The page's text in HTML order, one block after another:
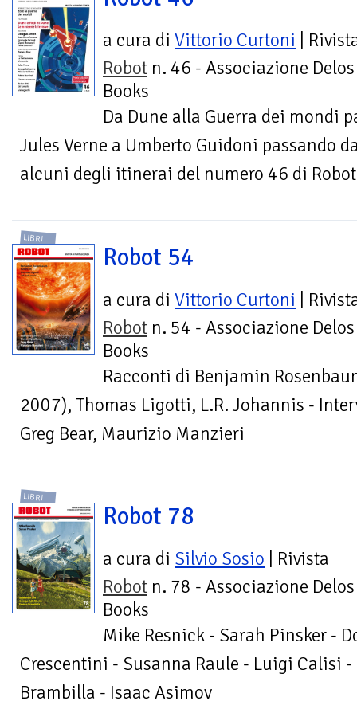
a cura di Vittorio Curtoni |
Robot n. 46 - Associazione Delos
Books
Da Dune alla Guerra dei mondi
Jules Verne a Umberto Guidoni passando
alcuni degli itinerai del numero 46 di Robot
LIBRI
Robot 54
a cura di Vittorio Curtoni |
Robot n. 54 - Associazione Delos
Books
Racconti di Benjamin
2007), Thomas Ligotti, L.R. Johannis -
Greg Bear, Maurizio Manzieri
LIBRI
Robot 78
a cura di Silvio Sosio | Rivista
Robot n. 78 - Associazione Delos
Books
Mike Resnick - Sarah Pinsker -
Crescentini - Susanna Raule - Luigi Calisi -
Brambilla - Isaac Asimov